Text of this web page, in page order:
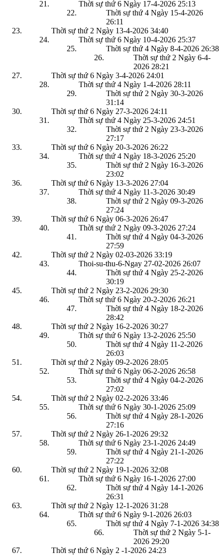
Thời sự thứ 6 Ngày 17-4-2026 25:13
Thời sự thứ 4 Ngày 15-4-2026
26:11
Thời sự thứ 2 Ngày 13-4-2026 34:40
Thời sự thứ 6 Ngày 10-4-2026 25:37
Thời sự thứ 4 Ngày 8-4-2026 26:38
Thời sự thứ 2 Ngày 6-4-
2026 28:21
Thời sự thứ 6 Ngày 3-4-2026 24:01
Thời sự thứ 4 Ngày 1-4-2026 28:11
Thời sự thứ 2 Ngày 30-3-2026
31:14
Thời sự thứ 6 Ngày 27-3-2026 24:11
Thời sự thứ 4 Ngày 25-3-2026 24:51
Thời sự thứ 2 Ngày 23-3-2026
27:17
Thời sự thứ 6 Ngày 20-3-2026 26:22
Thời sự thứ 4 Ngày 18-3-2026 25:20
Thời sự thứ 2 Ngày 16-3-2026
23:02
Thời sự thứ 6 Ngày 13-3-2026 27:04
Thời sự thứ 4 Ngày 11-3-2026 30:49
Thời sự thứ 2 Ngày 09-3-2026
27:24
Thời sự thứ 6 Ngày 06-3-2026 26:47
Thời sự thứ 2 Ngày 09-3-2026 27:24
Thời sự thứ 4 Ngày 04-3-2026
27:59
Thời sự thứ 2 Ngày 02-03-2026 33:19
Thoi-su-thu-6-Ngay 27-02-2026 26:07
Thời sự thứ 4 Ngày 25-2-2026
30:19
Thời sự thứ 2 Ngày 23-2-2026 29:30
Thời sự thứ 6 Ngày 20-2-2026 26:21
Thời sự thứ 4 Ngày 18-2-2026
28:42
Thời sự thứ 2 Ngày 16-2-2026 30:27
Thời sự thứ 6 Ngày 13-2-2026 25:50
Thời sự thứ 4 Ngày 11-2-2026
26:03
Thời sự thứ 2 Ngày 09-2-2026 28:05
Thời sự thứ 6 Ngày 06-2-2026 26:58
Thời sự thứ 4 Ngày 04-2-2026
27:02
Thời sự thứ 2 Ngày 02-2-2026 33:46
Thời sự thứ 6 Ngày 30-1-2026 25:09
Thời sự thứ 4 Ngày 28-1-2026
27:16
Thời sự thứ 2 Ngày 26-1-2026 29:32
Thời sự thứ 6 Ngày 23-1-2026 24:49
Thời sự thứ 4 Ngày 21-1-2026
27:22
Thời sự thứ 2 Ngày 19-1-2026 32:08
Thời sự thứ 6 Ngày 16-1-2026 27:00
Thời sự thứ 4 Ngày 14-1-2026
26:31
Thời sự thứ 2 Ngày 12-1-2026 31:28
Thời sự thứ 6 Ngày 9-1-2026 26:03
Thời sự thứ 4 Ngày 7-1-2026 34:38
Thời sự thứ 2 Ngày 5-1-
2026 29:20
Thời sự thứ 6 Ngày 2 -1-2026 24:23